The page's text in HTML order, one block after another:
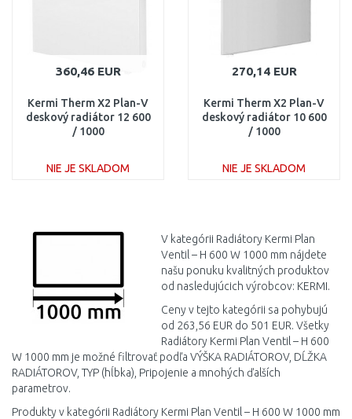
360,46 EUR
Kermi Therm X2 Plan-V
deskový radiátor 12 600
/ 1000
NIE JE SKLADOM
Porovnať
270,14 EUR
Kermi Therm X2 Plan-V
deskový radiátor 10 600
/ 1000
NIE JE SKLADOM
V kategórii Radiátory Kermi Plan
Ventil – H 600 W 1000 mm nájdete
našu ponuku kvalitných produktov
od nasledujúcich výrobcov: KERMI.
Ceny v tejto kategórii sa pohybujú
od 263,56 EUR do 501 EUR. Všetky
Radiátory Kermi Plan Ventil – H 600
W 1000 mm je možné filtrovať podľa VÝŠKA RADIÁTOROV, DĹŽKA
RADIÁTOROV, TYP (hĺbka), Pripojenie a mnohých ďalších
parametrov.
Produkty v kategórii Radiátory Kermi Plan Ventil – H 600 W 1000 mm